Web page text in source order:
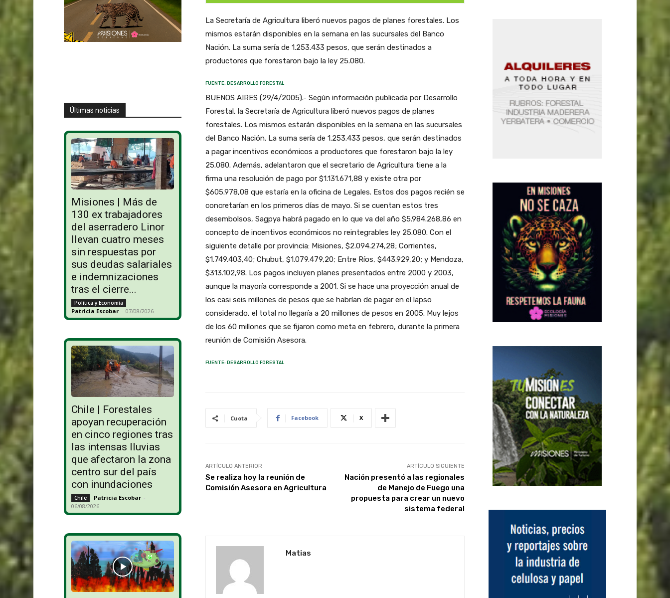
Últimas noticias
Misiones | Más de
130 ex trabajadores
del aserradero Linor
llevan cuatro meses
sin respuestas por
sus deudas salariales
e indemnizaciones
tras el cierre...
Política y Economía
Patricia Escobar - 07/08/2026
Chile | Forestales
apoyan recuperación
en cinco regiones tras
las intensas lluvias
que afectaron la zona
centro sur del país
con inundaciones
Chile Patricia Escobar -
06/08/2026
La Secretaría de Agricultura liberó nuevos pagos de planes forestales. Los
mismos estarán disponibles en la semana en las sucursales del Banco
Nación. La suma sería de 1.253.433 pesos, que serán destinados a
productores que forestaron bajo la ley 25.080.
FUENTE: DESARROLLO FORESTAL
BUENOS AIRES (29/4/2005).- Según información publicada por Desarrollo
Forestal, la Secretaría de Agricultura liberó nuevos pagos de planes
forestales. Los mismos estarán disponibles en la semana en las sucursales
del Banco Nación. La suma sería de 1.253.433 pesos, que serán destinados
a pagar incentivos económicos a productores que forestaron bajo la ley
25.080. Además, adelantaron que el secretario de Agricultura tiene a la
firma una resolución de pago por $1.131.671,88 y existe otra por
$605.978,08 que estaría en la oficina de Legales. Estos dos pagos recién se
concretarían en los primeros días de mayo. Si se cuentan estos tres
desembolsos, Sagpya habrá pagado en lo que va del año $5.984.268,86 en
concepto de incentivos económicos no reintegrables ley 25.080. Con el
siguiente detalle por provincia: Misiones, $2.094.274,28; Corrientes,
$1.749.403,40; Chubut, $1.079.479,20; Entre Ríos, $443.929,20; y Mendoza,
$313.102,98. Los pagos incluyen planes presentados entre 2000 y 2003,
aunque la mayoría corresponde a 2001. Si se hace una proyección anual de
los casi seis millones de pesos que se habrían de pagar en el lapso
considerado, el total no llegaría a 20 millones de pesos en 2005. Muy lejos
de los 60 millones que se fijaron como meta en febrero, durante la primera
reunión de Comisión Asesora.
FUENTE: DESARROLLO FORESTAL
Cuota Facebook X
ARTÍCULO ANTERIOR
Se realiza hoy la reunión de
Comisión Asesora en Agricultura
ARTÍCULO SIGUIENTE
Nación presentó a las regionales
de Manejo de Fuego una
propuesta para crear un nuevo
sistema federal
Matias